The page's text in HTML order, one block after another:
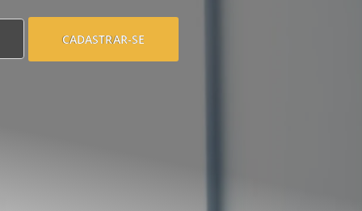
CADASTRAR-SE